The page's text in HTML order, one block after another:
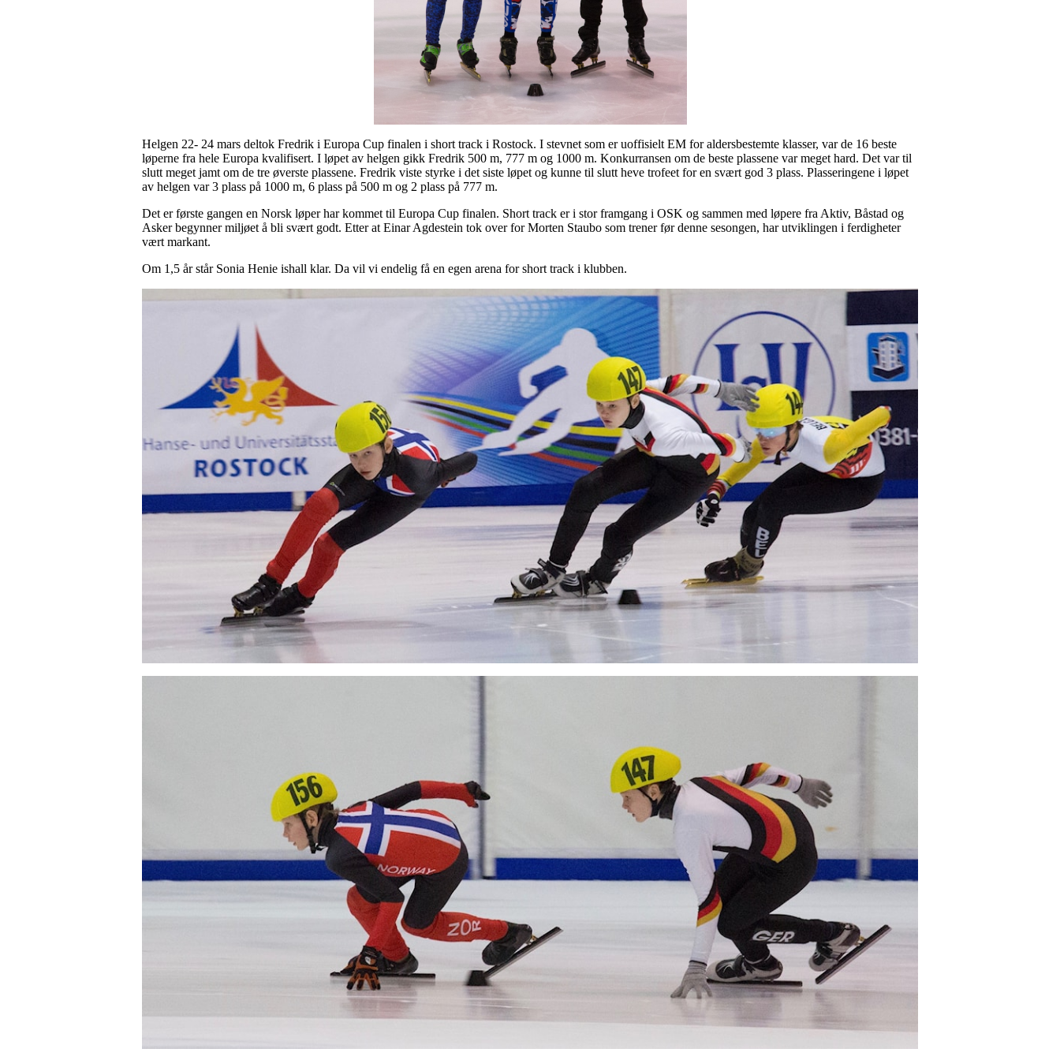
Helgen 22- 24 mars deltok Fredrik i Europa Cup finalen i short track i Rostock. I stevnet som er uoffisielt EM for aldersbestemte klasser, var de 16 beste
løperne fra hele Europa kvalifisert. I løpet av helgen gikk Fredrik 500 m, 777 m og 1000 m. Konkurransen om de beste plassene var meget hard. Det var til
slutt meget jamt om de tre øverste plassene. Fredrik viste styrke i det siste løpet og kunne til slutt heve trofeet for en svært god 3 plass. Plasseringene i løpet
av helgen var 3 plass på 1000 m, 6 plass på 500 m og 2 plass på 777 m.
Det er første gangen en Norsk løper har kommet til Europa Cup finalen. Short track er i stor framgang i OSK og sammen med løpere fra Aktiv, Båstad og
Asker begynner miljøet å bli svært godt. Etter at Einar Agdestein tok over for Morten Staubo som trener før denne sesongen, har utviklingen i ferdigheter
vært markant.
Om 1,5 år står Sonia Henie ishall klar. Da vil vi endelig få en egen arena for short track i klubben.